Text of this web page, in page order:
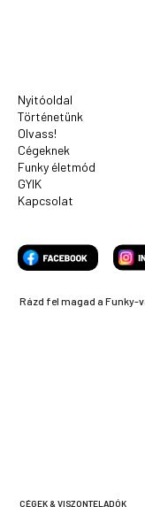
Nyitóoldal
Történetünk
Olvass!
Cégeknek
Funky életmód
GYIK
Kapcsolat
Rázd fel magad a Funky-
CÉGEK & VISZONTELADÓK